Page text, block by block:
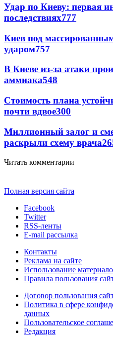
Удар по Киеву: первая
последствиях777
Киев под
ударом757
В Киеве из-за атаки
аммиака548
Стоимость плана
почти вдвое300
Миллионный залог и
раскрыли схему врача
Читать комментарии
Полная версия сайта
Facebook
Twitter
RSS-ленты
E-mail рассылка
Контакты
Реклама на сайте
Использование
Правила пользования
Договор пользования
Политика в сфере
данных
Пользовательское
Редакция